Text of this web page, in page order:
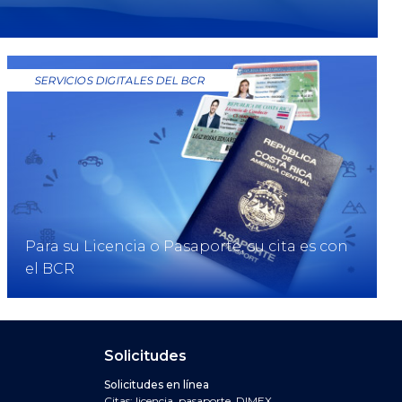
SERVICIOS DIGITALES DEL BCR
Para su Licencia o Pasaporte, su cita es con
el BCR
y navegación del
Solicitudes
Solicitudes en línea